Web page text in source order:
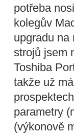
potřeba
kolegův
upgradu na
strojů jsem
Toshiba
takže už
parametry
(výkonově